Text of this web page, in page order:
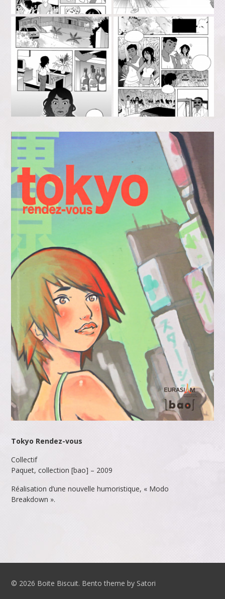
Tokyo Rendez-vous
Collectif
Paquet, collection [bao] – 2009
Réalisation d’une nouvelle humoristique, « Modo
Breakdown ».
© 2026 Boite Biscuit. Bento theme by Satori